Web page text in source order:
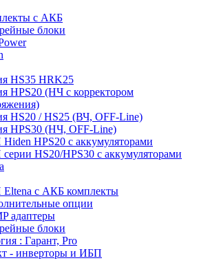
с АКБ
блоки
HS35 HRK25
HPS20 (НЧ с корректором
HS20 / HS25 (ВЧ, OFF-Line)
HPS30 (НЧ, OFF-Line)
HPS20 с аккумуляторами
HS20/HPS30 с аккумуляторами
с АКБ комплекты
опции
адаптеры
блоки
: Гарант, Pro
- инверторы и ИБП